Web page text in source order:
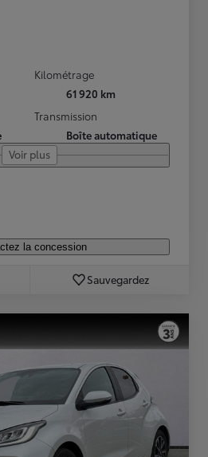
Kilométrage
61 920 km
Transmission
Boîte automatique
Voir plus
la concession
Sauvegardez